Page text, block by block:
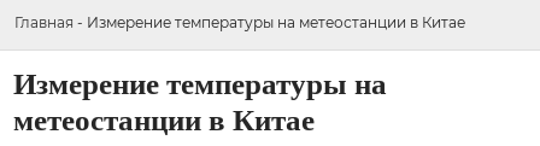
Главная - Измерение температуры на метеостанции в Китае
Измерение температуры на
метеостанции в Китае